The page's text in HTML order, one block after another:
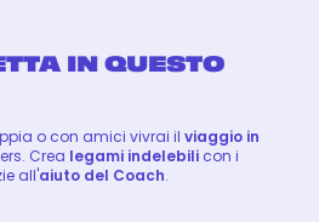
IN QUESTO
o con amici vivrai il viaggio in
Crea legami indelebili con i
all'aiuto del Coach.